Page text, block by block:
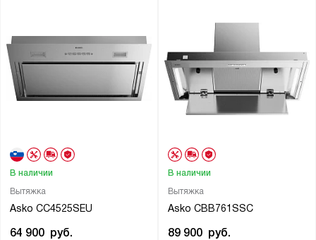
Вытяжка
Asko CC4525SEU
В наличии
64 900 руб.
Вытяжка
Asko CBB761SSC
В наличии
89 900 руб.